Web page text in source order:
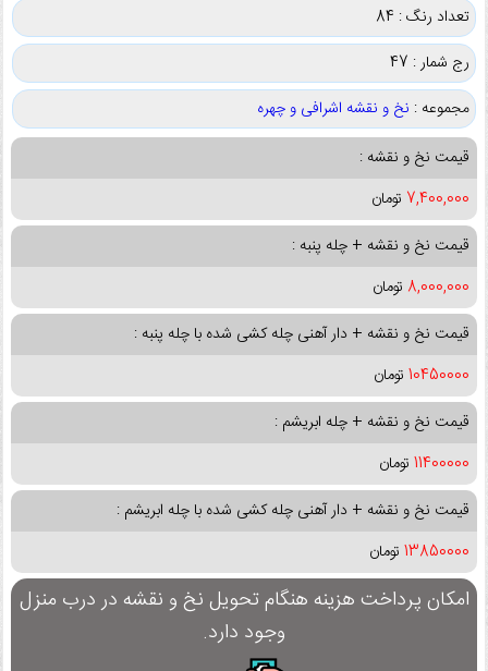
تعداد رنگ : 84
رج شمار : 47
مجموعه : نخ و نقشه اشرافی و چهره
قیمت نخ و نقشه :
7,400,000 تومان
قیمت نخ و نقشه + چله پنبه :
8,000,000 تومان
قیمت نخ و نقشه + دار آهنی چله کشی شده با چله پنبه :
10450000 تومان
قیمت نخ و نقشه + چله ابریشم :
11400000 تومان
قیمت نخ و نقشه + دار آهنی چله کشی شده با چله ابریشم :
13850000 تومان
امکان پرداخت هزینه هنگام تحویل نخ و نقشه در درب منزل
وجود دارد.